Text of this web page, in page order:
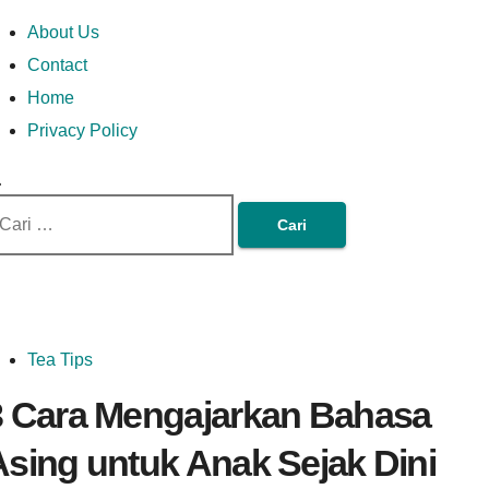
Money In Every
Way
In Every Way
About Us
Contact
Home
Privacy Policy
Tea Tips
Cara Mengajarkan Bahasa
untuk Anak Sejak Dini